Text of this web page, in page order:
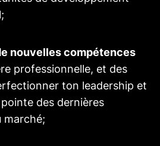
nouvelles compétences
professionnelle, et des
ton leadership et
des dernières
marché;